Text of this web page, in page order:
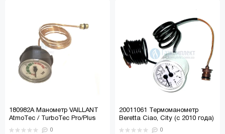
180982А Манометр VAILLANT
AtmoTec / TurboTec Pro/Plus
0
20011061 Термоманометр
Beretta Ciao, City (с 2010 года)
R20011061; R10030294
0